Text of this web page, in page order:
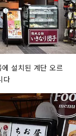
설치된 계단 오르
다